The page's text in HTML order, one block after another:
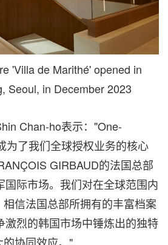
'Villa de Marithé' opened in
Seoul, in December 2023
Chan-ho表示："One-
为了我们全球授权业务的核心
GIRBAUD的法国总部
国际市场。我们对在全球范围内
信法国总部所拥有的丰富档案
激烈的韩国市场中锤炼出的独特
协同效应。"